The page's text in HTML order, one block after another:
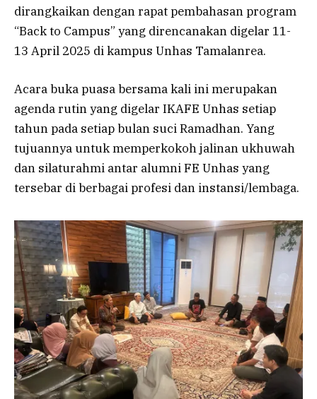
dirangkaikan dengan rapat pembahasan program
“Back to Campus” yang direncanakan digelar 11-
13 April 2025 di kampus Unhas Tamalanrea.
Acara buka puasa bersama kali ini merupakan
agenda rutin yang digelar IKAFE Unhas setiap
tahun pada setiap bulan suci Ramadhan. Yang
tujuannya untuk memperkokoh jalinan ukhuwah
dan silaturahmi antar alumni FE Unhas yang
tersebar di berbagai profesi dan instansi/lembaga.